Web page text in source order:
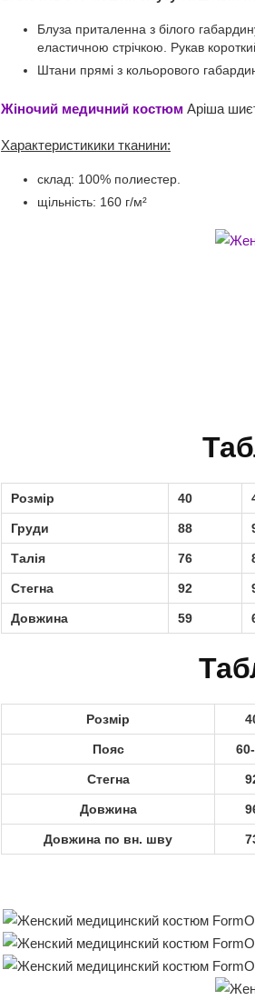
Блуза приталенна з білого
еластичною стрічкою. Рукав
Штани прямі з кольорового
Жіночий медичний костюм Аріша
Характеристикики тканини:
склад: 100% полиестер.
щільність: 160 г/м²
Розмір 40
Груди 88
Талія 76
Стегна 92
Довжина 59
Розмір
Пояс
Стегна
Довжина
Довжина по вн. шву